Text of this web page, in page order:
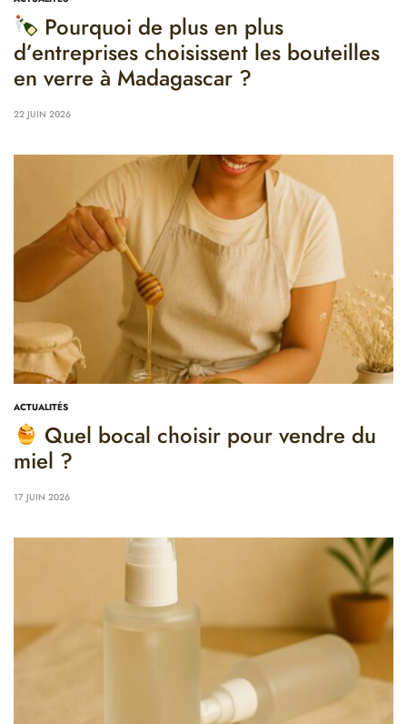
Pourquoi de plus en plus
d’entreprises choisissent les bouteilles
en verre à Madagascar ?
22 JUIN 2026
ACTUALITÉS
Quel bocal choisir pour vendre du
miel ?
17 JUIN 2026